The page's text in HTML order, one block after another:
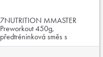
7NUTRITION MMASTER
Preworkout 450g,
předtréninková směs s
kofeinem